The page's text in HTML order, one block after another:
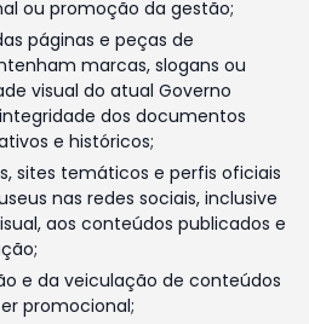
ou promoção da gestão;
páginas e peças de
marcas, slogans ou
visual do atual Governo
dos documentos
e históricos;
sites temáticos e perfis oficiais
nas redes sociais, inclusive
aos conteúdos publicados e
e da veiculação de conteúdos
promocional;